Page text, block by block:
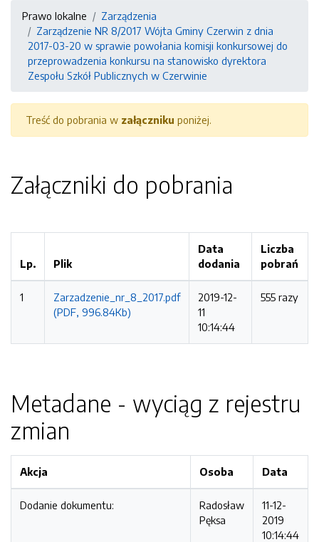
Prawo lokalne
Zarządzenia
Zarządzenie NR 8/2017 Wójta Gminy Czerwin z dnia
2017-03-20 w sprawie powołania komisji konkursowej do
przeprowadzenia konkursu na stanowisko dyrektora
Zespołu Szkół Publicznych w Czerwinie
Treść do pobrania w załączniku poniżej.
Załączniki do pobrania
Lp. Plik
Data
dodania
Liczba
pobrań
1
Zarzadzenie_nr_8_2017.pdf
(PDF, 996.84Kb)
2019-12-
11
10:14:44
555 razy
Metadane - wyciąg z rejestru
zmian
Akcja Osoba Data
Dodanie dokumentu:
Radosław
Pęksa
11-12-
2019
10:14:44